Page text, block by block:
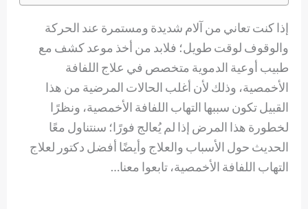
إذا كنت تعاني من آلام شديدة ومستمرة عند الحركة
والوقوف لوقت طويل؛ فلابد من أخذ موعد كشف مع
طبيب أوعية الدموية متخصص في علاج اللفافة
الأخمصية، وذلك لأن أغلب الحالات المرضية من هذا
القبيل تكون سببها التهاب اللفافة الأخمصية، ونظرًا
لخطورة هذا المرض إذا لم يُعالج فورًا؛ سنتناول معًا
الحديث حول الأسباب والعلاج وأيضًا أفضل دكتور لعلاج
التهاب اللفافة الأخمصية، تابعوا معنا…